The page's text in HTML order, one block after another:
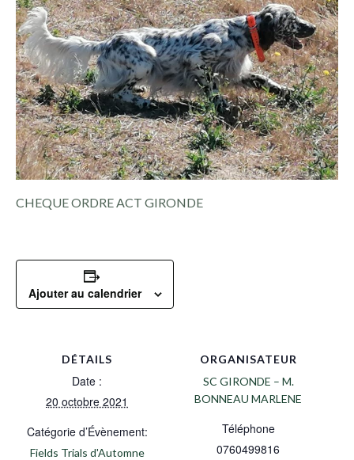
CHEQUE ORDRE ACT GIRONDE
Ajouter au calendrier
DÉTAILS
Date :
20 octobre 2021
Catégorie d’Évènement:
Fields Trials d'Automne
ORGANISATEUR
SC GIRONDE – M.
BONNEAU MARLENE
Téléphone
0760499816